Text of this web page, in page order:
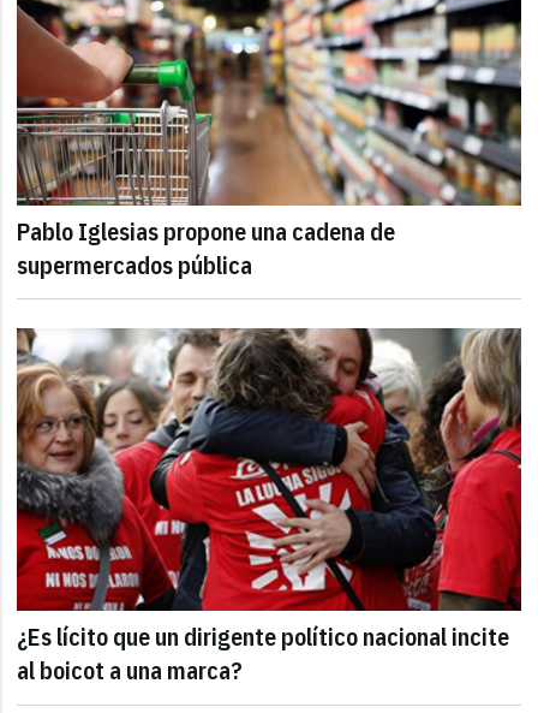
Pablo Iglesias propone una cadena de
supermercados pública
¿Es lícito que un dirigente político nacional incite
al boicot a una marca?